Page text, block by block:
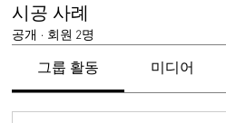
시공 사례
공개 · 회원 2명
그룹 활동 미디어